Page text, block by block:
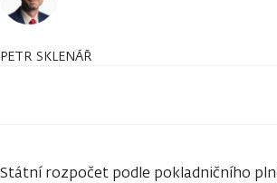
PETR SKLENÁŘ
Státní rozpočet podle pokladničního